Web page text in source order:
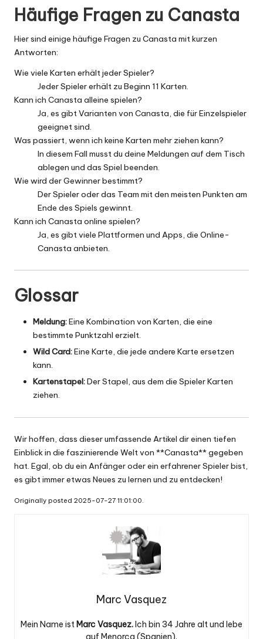
Häufige Fragen zu Canasta
Hier sind einige häufige Fragen zu Canasta mit kurzen
Antworten:
Wie viele Karten erhält jeder Spieler?
Jeder Spieler erhält zu Beginn 11 Karten.
Kann ich Canasta alleine spielen?
Ja, es gibt Varianten von Canasta, die für Einzelspieler
geeignet sind.
Was passiert, wenn ich keine Karten mehr ziehen kann?
In diesem Fall musst du deine Meldungen auf dem Tisch
ablegen und das Spiel beenden.
Wie wird der Gewinner bestimmt?
Der Spieler oder das Team mit den meisten Punkten am
Ende des Spiels gewinnt.
Kann ich Canasta online spielen?
Ja, es gibt viele Plattformen und Apps, die Online-
Canasta anbieten.
Glossar
Meldung:Eine Kombination von Karten, die eine
bestimmte Punktzahl erzielt.
Wild Card:Eine Karte, die jede andere Karte ersetzen
kann.
Kartenstapel:Der Stapel, aus dem die Spieler Karten
ziehen.
Wir hoffen, dass dieser umfassende Artikel dir einen tiefen
Einblick in die faszinierende Welt von **Canasta** gegeben
hat. Egal, ob du ein Anfänger oder ein erfahrener Spieler bist,
es gibt immer etwas Neues zu lernen und zu entdecken!
Originally posted 2025-07-27 11:01:00.
Marc Vasquez
Mein Name istMarc Vasquez.Ich bin 34 Jahre alt und lebe
auf Menorca (Spanien).